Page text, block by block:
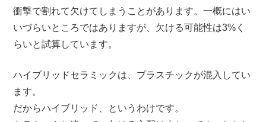
衝撃で割れて欠けてしまうことがあります。一概にはい
いづらいところではありますが、欠ける可能性は3%く
らいと試算しています。
ハイブリッドセラミックは、プラスチックが混入してい
ます。
だからハイブリッド、というわけです。